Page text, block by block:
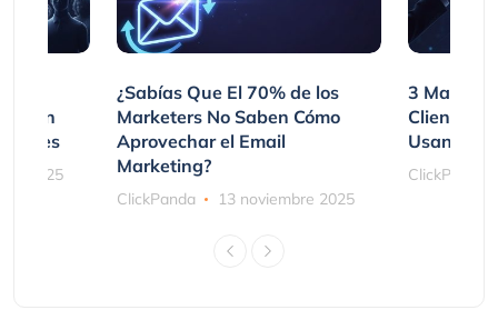
2025
¿Sabías Que El 70% de los
Marketers No Saben Cómo
Aprovechar el Email
Marketing?
ClickPanda 13 noviembre 2025
3
Clientes
Usando
ClickPanda